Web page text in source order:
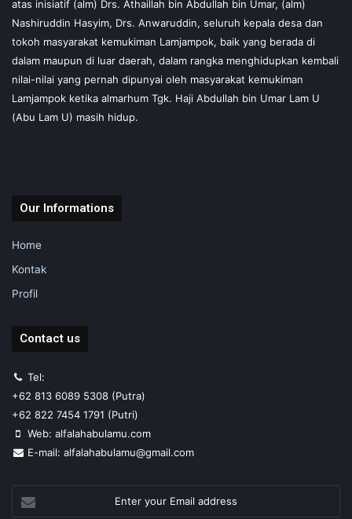
atas inisiatif (alm) Drs. Athaillah bin Abdullah bin Umar, (alm)
Nashiruddin Hasyim, Drs. Anwaruddin, seluruh kepala desa dan
tokoh masyarakat kemukiman Lamjampok, baik yang berada di
dalam maupun di luar daerah, dalam rangka menghidupkan kembali
nilai-nilai yang pernah dipunyai oleh masyarakat kemukiman
Lamjampok ketika almarhum Tgk. Haji Abdullah bin Umar Lam U
(Abu Lam U) masih hidup.
Our Informations
Home
Kontak
Profil
Contact us
Tel:
+62 813 6089 5308 (Putra)
+62 822 7454 1791 (Putri)
Web: alfalahabulamu.com
E-mail: alfalahabulamu@gmail.com
your